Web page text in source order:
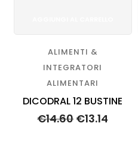
ALIMENTI &
INTEGRATORI
ALIMENTARI
DICODRAL 12 BUSTINE
€14.60 Il
€13.14